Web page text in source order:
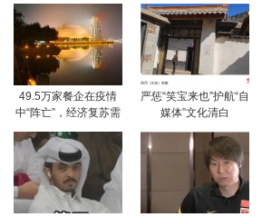
49.5万家餐企在疫情
中“阵亡”，经济复苏需
严惩“笑宝来也”护航“自
媒体”文化清白